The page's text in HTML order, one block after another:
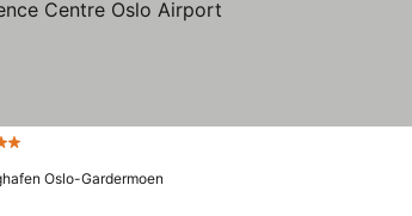
Oslo-Gardermoen